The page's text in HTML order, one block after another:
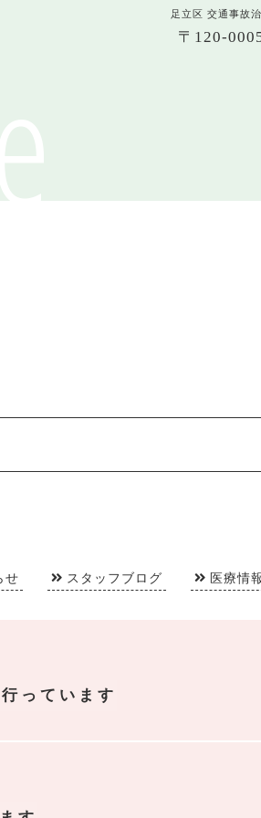
足立区 交通事故
〒120-
せ スタッフブログ 医療情
っています